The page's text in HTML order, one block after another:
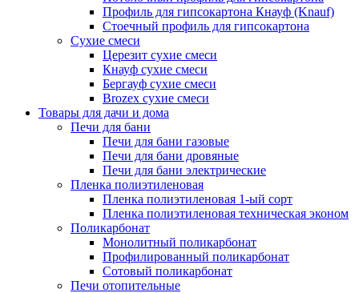
Профиль для гипсокартона Кнауф (Knauf)
Стоечный профиль для гипсокартона
Сухие смеси
Церезит сухие смеси
Кнауф сухие смеси
Бергауф сухие смеси
Brozex сухие смеси
Товары для дачи и дома
Печи для бани
Печи для бани газовые
Печи для бани дровяные
Печи для бани электрические
Пленка полиэтиленовая
Пленка полиэтиленовая 1-ый сорт
Пленка полиэтиленовая техническая эконом
Поликарбонат
Монолитный поликарбонат
Профилированный поликарбонат
Сотовый поликарбонат
Печи отопительные